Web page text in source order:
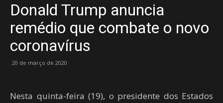
Donald Trump anuncia
remédio que combate o novo
coronavírus
20 de março de 2020
Nesta quinta-feira (19), o presidente dos Estados